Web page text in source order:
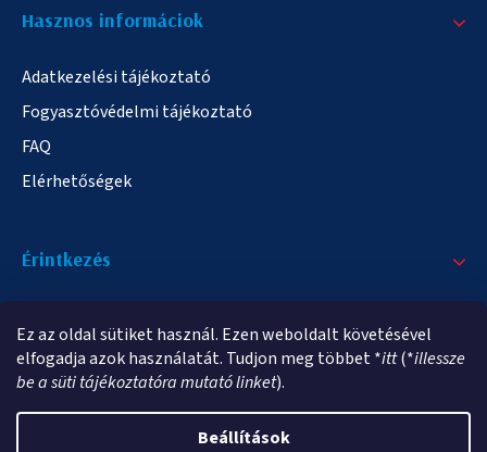
Ez az oldal sütiket használ. Ezen weboldalt követésével
elfogadja azok használatát. Tudjon meg többet *itt(*illessze
be a süti tájékoztatóra mutató linket).
Beállítások
Hasznos informáciok
Adatkezelési tájékoztató
Fogyasztóvédelmi tájékoztató
FAQ
Elérhetőségek
Érintkezés
info@elampa.hu